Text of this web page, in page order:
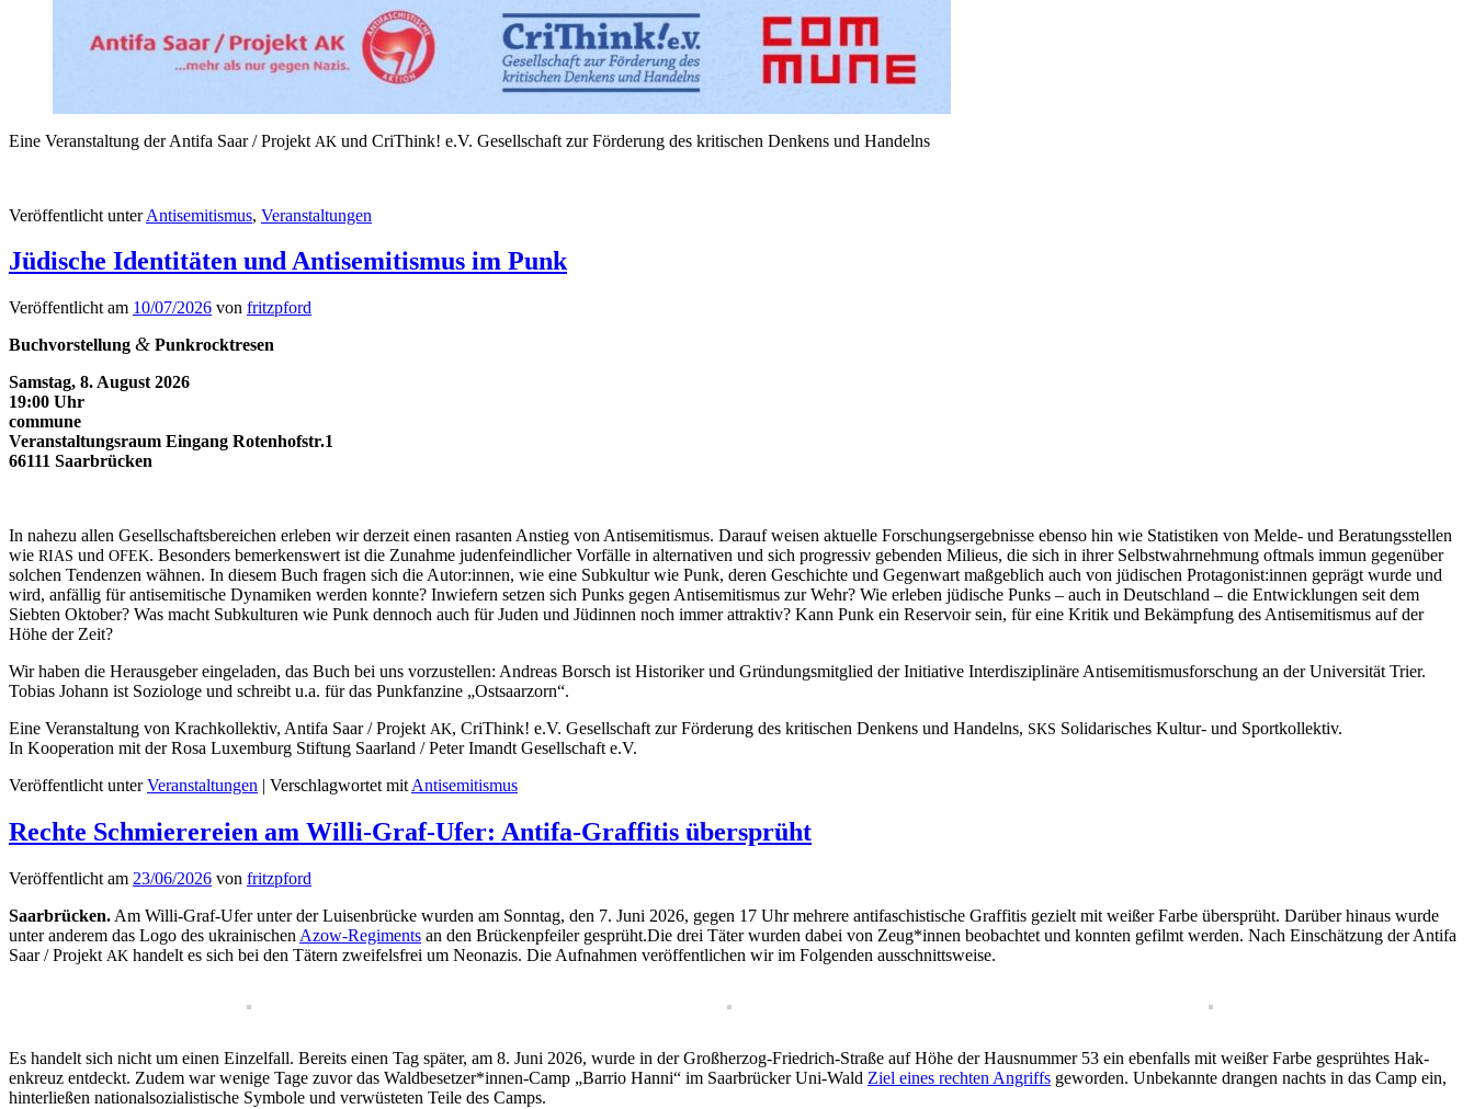
Eine Ver­anstal­tung der Antifa Saar / Pro­jekt AK und Cri­Think! e.V. Gesellschaft zur Förderung des kri­tis­chen Denkens und Handelns
Veröffentlicht unter Antisemitismus, Veranstaltungen
Jüdische Identitäten und Antisemitismus im Punk
Veröffentlicht am 10/07/2026 von fritzpford
Buchvorstel­lung & Punkrocktresen
Sam­stag, 8. August 2026
19:00 Uhr
com­mune
Ver­anstal­tungsraum Ein­gang Rotenhofstr.1
66111 Saar­brück­en
In nahezu allen Gesellschafts­bere­ichen erleben wir derzeit einen ras­an­ten Anstieg von Anti­semitismus. Darauf weisen aktuelle Forschungsergeb­nisse eben­so hin wie Sta­tis­tiken von Melde- und Beratungsstellen
wie RIAS und OFEK. Beson­ders bemerkenswert ist die Zunahme juden­feindlich­er Vor­fälle in alter­na­tiv­en und sich pro­gres­siv geben­den Milieus, die sich in ihrer Selb­st­wahrnehmung oft­mals immun gegenüber
solchen Ten­den­zen wäh­nen. In diesem Buch fra­gen sich die Autor:innen, wie eine Sub­kul­tur wie Punk, deren Geschichte und Gegen­wart maßge­blich auch von jüdis­chen Protagonist:innen geprägt wurde und
wird, anfäl­lig für anti­semi­tis­che Dynamiken wer­den kon­nte? Inwiefern set­zen sich Punks gegen Anti­semitismus zur Wehr? Wie erleben jüdis­che Punks – auch in Deutsch­land – die Entwick­lun­gen seit dem
Siebten Okto­ber? Was macht Sub­kul­turen wie Punk den­noch auch für Juden und Jüdin­nen noch immer attrak­tiv? Kann Punk ein Reser­voir sein, für eine Kri­tik und Bekämp­fung des Anti­semitismus auf der
Höhe der Zeit?
Wir haben die Her­aus­ge­ber ein­ge­laden, das Buch bei uns vorzustellen: Andreas Borsch ist His­torik­er und Grün­dungsmit­glied der Ini­tia­tive Inter­diszi­plinäre Anti­semitismus­forschung an der Uni­ver­sität Tri­er.
Tobias Johann ist Sozi­ologe und schreibt u.a. für das Punk­fanzine „Ost­saar­zorn“.
Eine Ver­anstal­tung von Krachkollek­tiv, Antifa Saar / Pro­jekt AK, Cri­Think! e.V. Gesellschaft zur Förderung des kri­tis­chen Denkens und Han­delns, SKS Sol­i­darisches Kul­tur- und Sportkollek­tiv.
In Koop­er­a­tion mit der Rosa Lux­em­burg Stiftung Saar­land / Peter Imandt Gesellschaft e.V.
Veröffentlicht unter Veranstaltungen | Verschlagwortet mit Antisemitismus
Rechte Schmierereien am Willi-Graf-Ufer: Antifa-Graffitis übersprüht
Veröffentlicht am 23/06/2026 von fritzpford
Saar­brück­en. Am Willi-Graf-Ufer unter der Luisen­brücke wur­den am Son­ntag, den 7. Juni 2026, gegen 17 Uhr mehrere antifaschis­tis­che Graf­fi­tis gezielt mit weißer Farbe über­sprüht. Darüber hin­aus wurde
unter anderem das Logo des ukrainis­chen Azow-Reg­i­ments an den Brück­enpfeil­er gesprüht.Die drei Täter wur­den dabei von Zeug*innen beobachtet und kon­nten gefilmt wer­den. Nach Ein­schätzung der Antifa
Saar / Pro­jekt AK han­delt es sich bei den Tätern zweifels­frei um Neon­azis. Die Auf­nah­men veröf­fentlichen wir im Fol­gen­den ausschnittsweise.
Es han­delt sich nicht um einen Einzelfall. Bere­its einen Tag später, am 8. Juni 2026, wurde in der Großher­zog-Friedrich-Straße auf Höhe der Haus­num­mer 53 ein eben­falls mit weißer Farbe gesprüht­es Hak­
enkreuz ent­deckt. Zudem war wenige Tage zuvor das Waldbesetzer*innen-Camp „Bar­rio Han­ni“ im Saar­brück­er Uni-Wald Ziel eines recht­en Angriffs gewor­den. Unbekan­nte drangen nachts in das Camp ein,
hin­ter­ließen nation­al­sozial­is­tis­che Sym­bole und ver­wüsteten Teile des Camps.